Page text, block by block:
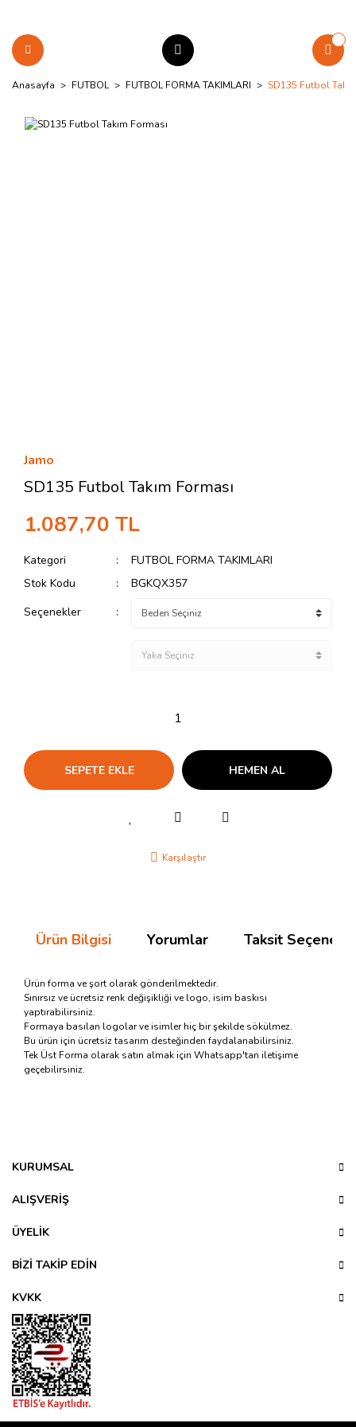
Anasayfa FUTBOL FUTBOL FORMA TAKIMLARI SD135 Futbol
Jamo
SD135 Futbol Takım Forması
1.087,70 TL
Kategori
FUTBOL FORMA TAKIMLARI
Stok Kodu
BGKQX357
Seçenekler
SEPETE EKLE HEMEN AL
Karşılaştır
Ürün Bilgisi Yorumlar Taksit
Ürün forma ve şort olarak gönderilmektedir.
Sınırsız ve ücretsiz renk değişikliği ve logo, isim baskısı
yaptırabilirsiniz.
Formaya basılan logolar ve isimler hiç bir şekilde sökülmez.
Bu ürün için ücretsiz tasarım desteğinden faydalanabilirsiniz.
Tek Üst Forma olarak satın almak için Whatsapp'tan iletişime
geçebilirsiniz.
Ürün resmi kalitesiz, bozuk veya görüntülenemiyor.
Ürün fiyatı diğer sitelerden daha pahalı.
KURUMSAL
ALIŞVERİŞ
ÜYELİK
BİZİ TAKİP EDİN
KVKK